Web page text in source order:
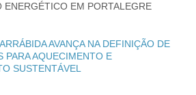
ENERGÉTICO EM PORTALEGRE
AVANÇA NA DEFINIÇÃO DE
PARA AQUECIMENTO E
SUSTENTÁVEL